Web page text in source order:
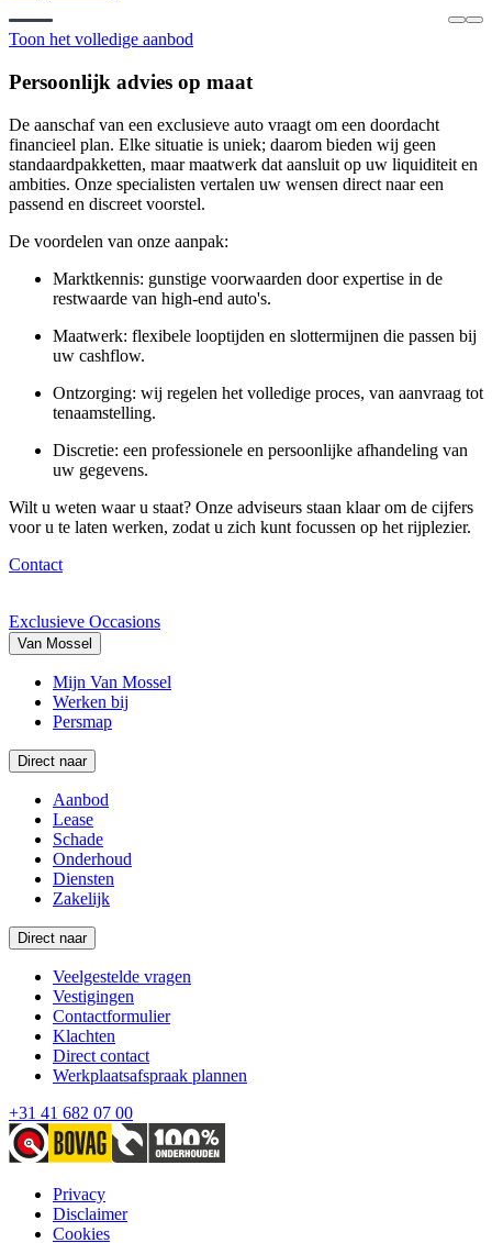
Toon het volledige aanbod
Persoonlijk advies op maat
De aanschaf van een exclusieve auto vraagt om een doordacht
financieel plan. Elke situatie is uniek; daarom bieden wij geen
standaardpakketten, maar maatwerk dat aansluit op uw liquiditeit en
ambities. Onze specialisten vertalen uw wensen direct naar een
passend en discreet voorstel.
De voordelen van onze aanpak:
Marktkennis: gunstige voorwaarden door expertise in de
restwaarde van high-end auto's.
Maatwerk: flexibele looptijden en slottermijnen die passen bij
uw cashflow.
Ontzorging: wij regelen het volledige proces, van aanvraag tot
tenaamstelling.
Discretie: een professionele en persoonlijke afhandeling van
uw gegevens.
Wilt u weten waar u staat? Onze adviseurs staan klaar om de cijfers
voor u te laten werken, zodat u zich kunt focussen op het rijplezier.
Contact
Exclusieve Occasions
Van Mossel
Mijn Van Mossel
Werken bij
Persmap
Direct naar
Aanbod
Lease
Schade
Onderhoud
Diensten
Zakelijk
Direct naar
Veelgestelde vragen
Vestigingen
Contactformulier
Klachten
Direct contact
Werkplaatsafspraak plannen
+31 41 682 07 00
Privacy
Disclaimer
Cookies